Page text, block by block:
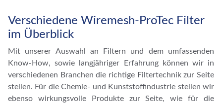
Verschiedene Wiremesh-ProTec Filter
im Überblick
Mit unserer Auswahl an Filtern und dem umfassenden
Know-How, sowie langjähriger Erfahrung können wir in
verschiedenen Branchen die richtige Filtertechnik zur Seite
stellen. Für die Chemie- und Kunststoffindustrie stellen wir
ebenso wirkungsvolle Produkte zur Seite, wie für die